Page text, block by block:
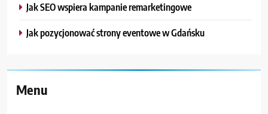
Jak SEO wspiera kampanie remarketingowe
Jak pozycjonować strony eventowe w Gdańsku
Menu